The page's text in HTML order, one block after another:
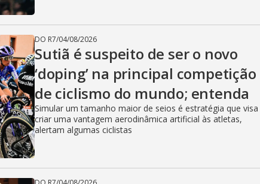
DO R7/04/08/2026
Sutiã é suspeito de ser o novo
‘doping’ na principal competição
de ciclismo do mundo; entenda
Simular um tamanho maior de seios é estratégia que visa
criar uma vantagem aerodinâmica artificial às atletas,
alertam algumas ciclistas